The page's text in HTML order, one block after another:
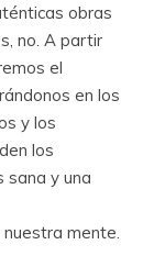
obras
no. A partir
el
en los
y los
los
sana y una
mente.